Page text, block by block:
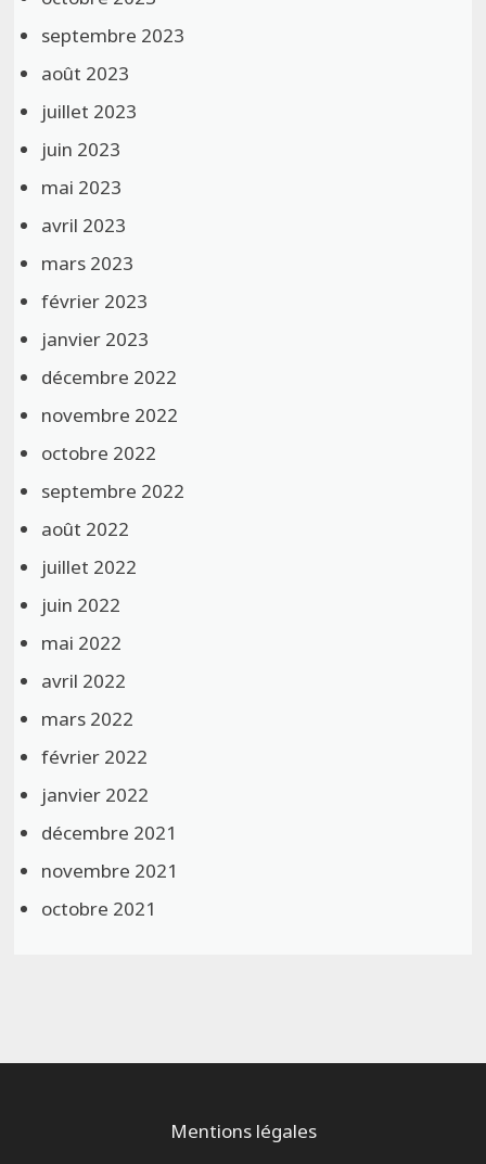
septembre 2023
août 2023
juillet 2023
juin 2023
mai 2023
avril 2023
mars 2023
février 2023
janvier 2023
décembre 2022
novembre 2022
octobre 2022
septembre 2022
août 2022
juillet 2022
juin 2022
mai 2022
avril 2022
mars 2022
février 2022
janvier 2022
décembre 2021
novembre 2021
octobre 2021
Mentions légales